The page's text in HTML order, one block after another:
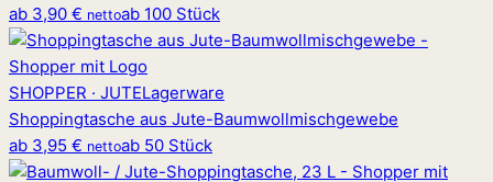
ab 3,90 € nettoab 100 Stück
SHOPPER · JUTELagerware
Shoppingtasche aus Jute-Baumwollmischgewebe
ab 3,95 € nettoab 50 Stück